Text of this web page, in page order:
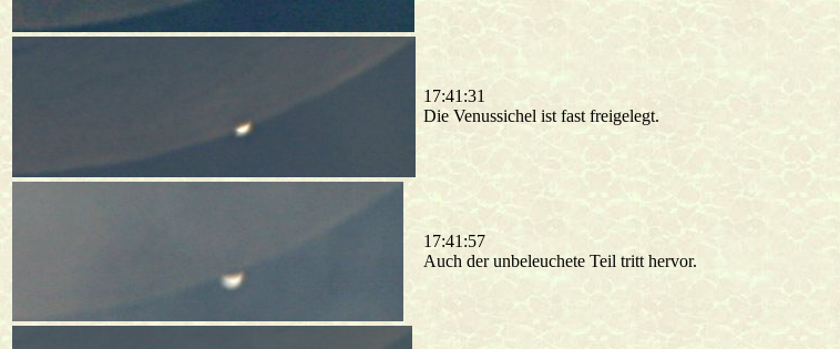
17:41:31
Die Venussichel ist fast freigelegt.
17:41:57
Auch der unbeleuchete Teil tritt hervor.